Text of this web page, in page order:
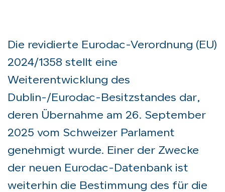
Die revidierte Eurodac-Verordnung (EU)
2024/1358 stellt eine
Weiterentwicklung des
Dublin-/Eurodac-Besitzstandes dar,
deren Übernahme am 26. September
2025 vom Schweizer Parlament
genehmigt wurde. Einer der Zwecke
der neuen Eurodac-Datenbank ist
weiterhin die Bestimmung des für die